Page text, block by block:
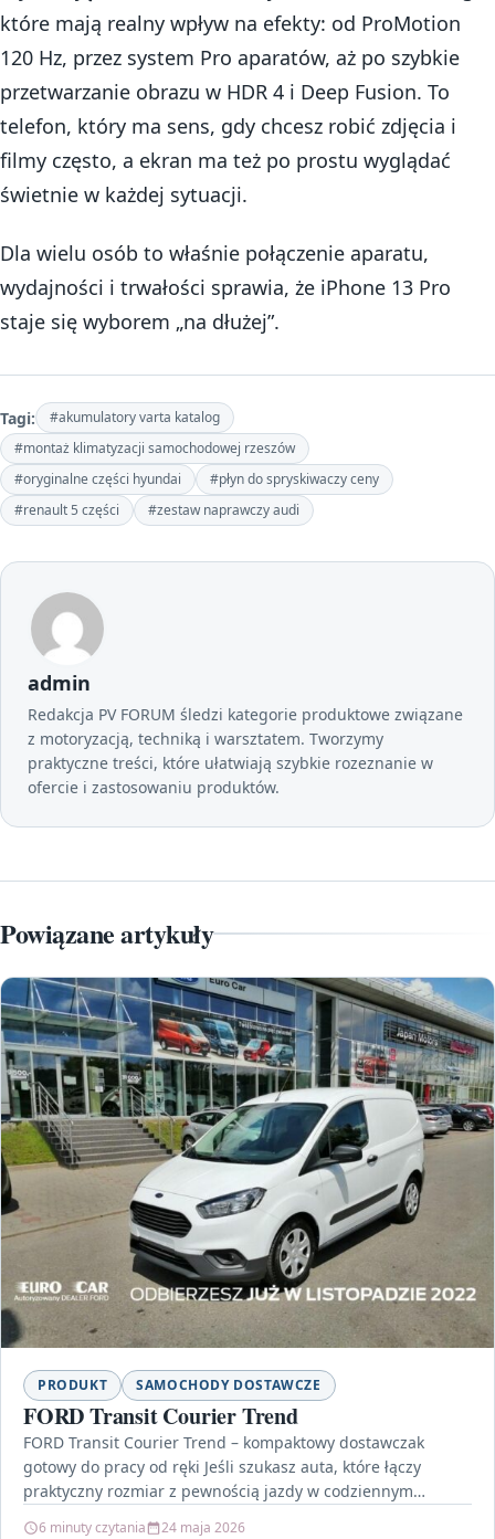
które mają realny wpływ na efekty: od ProMotion
120 Hz, przez system Pro aparatów, aż po szybkie
przetwarzanie obrazu w HDR 4 i Deep Fusion. To
telefon, który ma sens, gdy chcesz robić zdjęcia i
filmy często, a ekran ma też po prostu wyglądać
świetnie w każdej sytuacji.
Dla wielu osób to właśnie połączenie aparatu,
wydajności i trwałości sprawia, że iPhone 13 Pro
staje się wyborem „na dłużej”.
Tagi:
#akumulatory varta katalog
#montaż klimatyzacji samochodowej rzeszów
#oryginalne części hyundai
#płyn do spryskiwaczy ceny
#renault 5 części
#zestaw naprawczy audi
admin
Redakcja PV FORUM śledzi kategorie produktowe związane
z motoryzacją, techniką i warsztatem. Tworzymy
praktyczne treści, które ułatwiają szybkie rozeznanie w
ofercie i zastosowaniu produktów.
Powiązane artykuły
PRODUKT SAMOCHODY DOSTAWCZE
FORD Transit Courier Trend
FORD Transit Courier Trend – kompaktowy dostawczak
gotowy do pracy od ręki Jeśli szukasz auta, które łączy
praktyczny rozmiar z pewnością jazdy w codziennym…
6 minuty czytania 24 maja 2026